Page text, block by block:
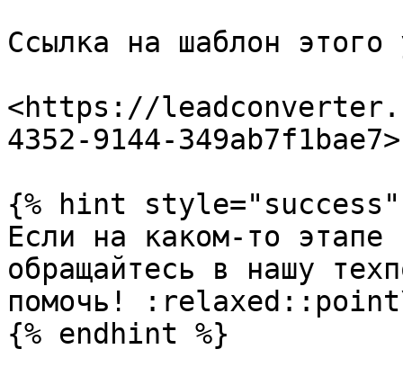
Ссылка на шаблон этого
<https://
4352-9144-349ab7f1bae7>
{% hint style="success"
Если на каком-то этапе
обращайтесь в нашу
помочь!
{% endhint %}